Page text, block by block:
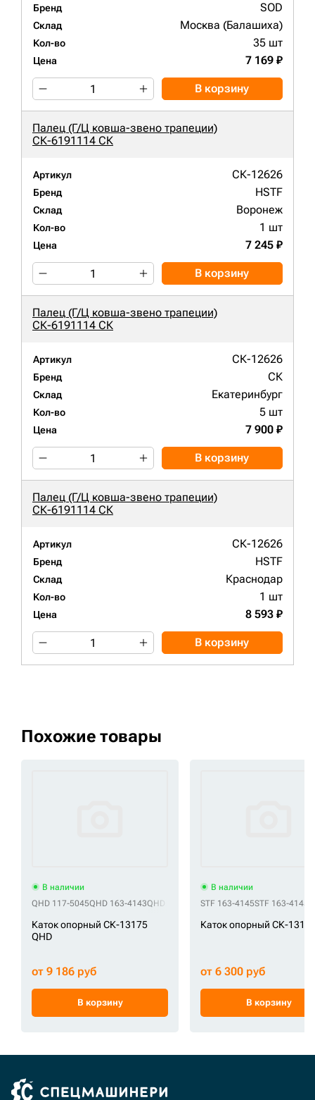
Бренд SOD
Склад Москва (Балашиха)
Кол-во 35 шт
Цена 7 169 ₽
В корзину
Палец (Г/Ц ковша-звено трапеции)
СК-6191114 СК
Артикул СК-12626
Бренд HSTF
Склад Воронеж
Кол-во 1 шт
Цена 7 245 ₽
В корзину
Палец (Г/Ц ковша-звено трапеции)
СК-6191114 СК
Артикул СК-12626
Бренд СК
Склад Екатеринбург
Кол-во 5 шт
Цена 7 900 ₽
В корзину
Палец (Г/Ц ковша-звено трапеции)
СК-6191114 СК
Артикул СК-12626
Бренд HSTF
Склад Краснодар
Кол-во 1 шт
Цена 8 593 ₽
В корзину
Похожие товары
В наличии
QHD 117-5045QHD 163-4143QHD 163-4143-1QHD 163-4143-2QHD
Каток опорный СК-13175
QHD
от 9 186 руб
В корзину
В наличии
STF 163-4145STF 163-4145-
Каток опорный СК-
от 6 300 руб
В корзину